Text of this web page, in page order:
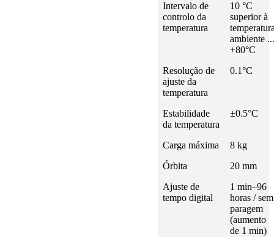
Intervalo de
controlo da
temperatura
10 °C
superior à
ambiente ...
+80°C
Resolução de
ajuste da
temperatura
0.1°C
Estabilidade
da temperatura
±0.5°C
Carga máxima
8 kg
Órbita
20 mm
Ajuste de
tempo digital
1 min–96
horas / sem
paragem
(aumento
de 1 min)